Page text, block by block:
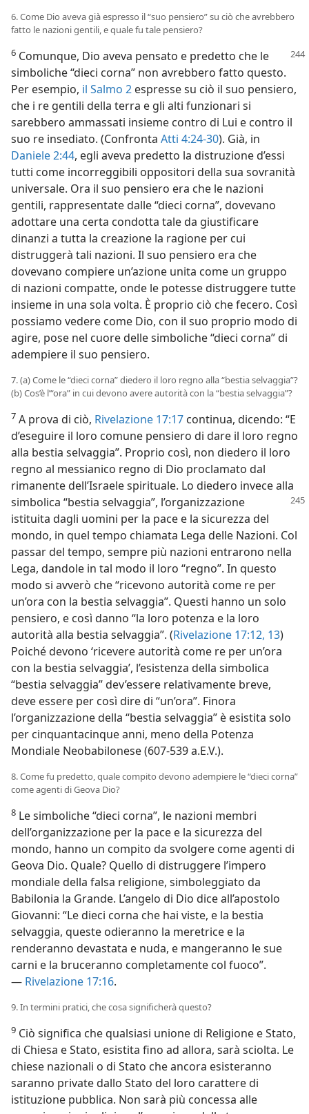
6. Come Dio aveva già espresso il “suo pensiero” su ciò che avrebbero
fatto le nazioni gentili, e quale fu tale pensiero?
6 Comunque, Dio aveva pensato e predetto che le
simboliche “dieci corna” non avrebbero fatto questo.
Per esempio, il Salmo 2 espresse su ciò il suo pensiero,
che i re gentili della terra e gli alti funzionari si
sarebbero ammassati insieme contro di Lui e contro il
suo re insediato. (Confronta Atti 4:24-30). Già, in
Daniele 2:44, egli aveva predetto la distruzione d’essi
tutti come incorreggibili oppositori della sua sovranità
universale. Ora il suo pensiero era che le nazioni
gentili, rappresentate dalle “dieci corna”, dovevano
adottare una certa condotta tale da giustificare
dinanzi a tutta la creazione la ragione per cui
distruggerà tali nazioni. Il suo pensiero era che
dovevano compiere un’azione unita come un gruppo
di nazioni compatte, onde le potesse distruggere tutte
insieme in una sola volta. È proprio ciò che fecero. Così
possiamo vedere come Dio, con il suo proprio modo di
agire, pose nel cuore delle simboliche “dieci corna” di
adempiere il suo pensiero.
7. (a) Come le “dieci corna” diedero il loro regno alla “bestia selvaggia”?
(b) Cos’è l’“ora” in cui devono avere autorità con la “bestia selvaggia”?
7 A prova di ciò, Rivelazione 17:17 continua, dicendo: “E
d’eseguire il loro comune pensiero di dare il loro regno
alla bestia selvaggia”. Proprio così, non diedero il loro
regno al messianico regno di Dio proclamato dal
rimanente dell’Israele spirituale. Lo diedero invece alla
simbolica “bestia selvaggia”, l’organizzazione
istituita dagli uomini per la pace e la sicurezza del
mondo, in quel tempo chiamata Lega delle Nazioni. Col
passar del tempo, sempre più nazioni entrarono nella
Lega, dandole in tal modo il loro “regno”. In questo
modo si avverò che “ricevono autorità come re per
un’ora con la bestia selvaggia”. Questi hanno un solo
pensiero, e così danno “la loro potenza e la loro
autorità alla bestia selvaggia”. (Rivelazione 17:12, 13)
Poiché devono ‘ricevere autorità come re per un’ora
con la bestia selvaggia’, l’esistenza della simbolica
“bestia selvaggia” dev’essere relativamente breve,
deve essere per così dire di “un’ora”. Finora
l’organizzazione della “bestia selvaggia” è esistita solo
per cinquantacinque anni, meno della Potenza
Mondiale Neobabilonese (607-539 a.E.V.).
8. Come fu predetto, quale compito devono adempiere le “dieci corna”
come agenti di Geova Dio?
8 Le simboliche “dieci corna”, le nazioni membri
dell’organizzazione per la pace e la sicurezza del
mondo, hanno un compito da svolgere come agenti di
Geova Dio. Quale? Quello di distruggere l’impero
mondiale della falsa religione, simboleggiato da
Babilonia la Grande. L’angelo di Dio dice all’apostolo
Giovanni: “Le dieci corna che hai viste, e la bestia
selvaggia, queste odieranno la meretrice e la
renderanno devastata e nuda, e mangeranno le sue
carni e la bruceranno completamente col fuoco”.
— Rivelazione 17:16.
9. In termini pratici, che cosa significherà questo?
9 Ciò significa che qualsiasi unione di Religione e Stato,
di Chiesa e Stato, esistita fino ad allora, sarà sciolta. Le
chiese nazionali o di Stato che ancora esisteranno
saranno private dallo Stato del loro carattere di
istituzione pubblica. Non sarà più concessa alle